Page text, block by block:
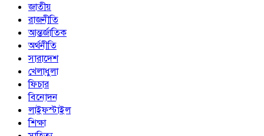
জাতীয়
রাজনীতি
আন্তর্জাতিক
অর্থনীতি
সারাদেশ
খেলাধুলা
ফিচার
বিনোদন
লাইফস্টাইল
শিক্ষা